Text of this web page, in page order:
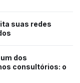
suas redes
dos
consultórios: o